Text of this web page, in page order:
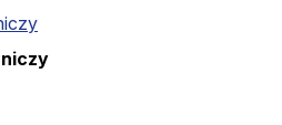
(Endhaltestelle)